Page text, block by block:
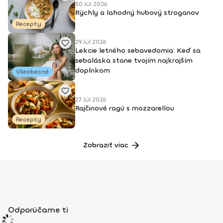
Recepty
30 Júl 2026
Rýchly a lahodný hubový stroganov
Všeobecné
29 Júl 2026
Lekcie letného sebavedomia: Keď sa
sebaláska stane tvojím najkrajším
doplnkom
Recepty
27 Júl 2026
Rajčinové ragú s mozzarellou
Zobraziť viac
Odporúčame ti